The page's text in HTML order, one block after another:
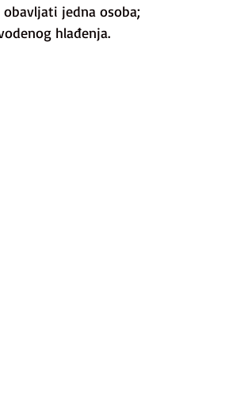
jedna osoba;
hlađenja.